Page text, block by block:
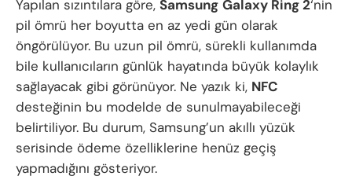
Yapılan sızıntılara göre, Samsung Galaxy Ring 2‘nin
pil ömrü her boyutta en az yedi gün olarak
öngörülüyor. Bu uzun pil ömrü, sürekli kullanımda
bile kullanıcıların günlük hayatında büyük kolaylık
sağlayacak gibi görünüyor. Ne yazık ki, NFC
desteğinin bu modelde de sunulmayabileceği
belirtiliyor. Bu durum, Samsung’un akıllı yüzük
serisinde ödeme özelliklerine henüz geçiş
yapmadığını gösteriyor.